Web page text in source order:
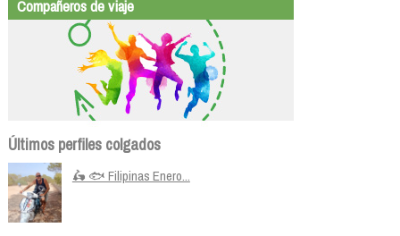
Compañeros de viaje
Últimos perfiles colgados
🛵 🐟 Filipinas Enero...